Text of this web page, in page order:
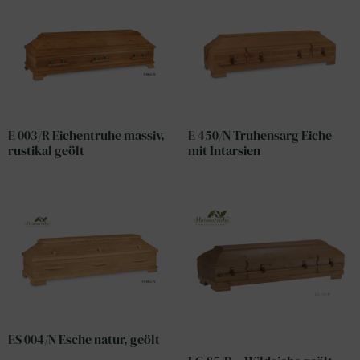
E 003/R Eichentruhe massiv,
rustikal geölt
E 450/N Truhensarg Eiche
mit Intarsien
ES 004/N Esche natur, geölt